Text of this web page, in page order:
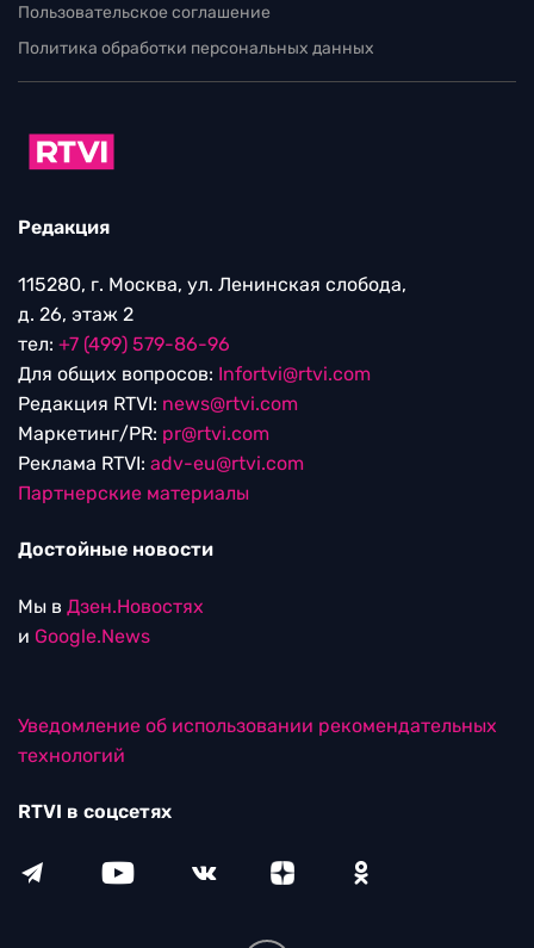
Пользовательское соглашение
Политика обработки персональных данных
Редакция
115280, г. Москва, ул. Ленинская слобода,
д. 26, этаж 2
тел: +7 (499) 579-86-96
Для общих вопросов: Infortvi@rtvi.com
Редакция RTVI: news@rtvi.com
Маркетинг/PR: pr@rtvi.com
Реклама RTVI: adv-eu@rtvi.com
Партнерские материалы
Достойные новости
Мы в Дзен.Новостях
и Google.News
Уведомление об использовании рекомендательных
технологий
RTVI в соцсетях